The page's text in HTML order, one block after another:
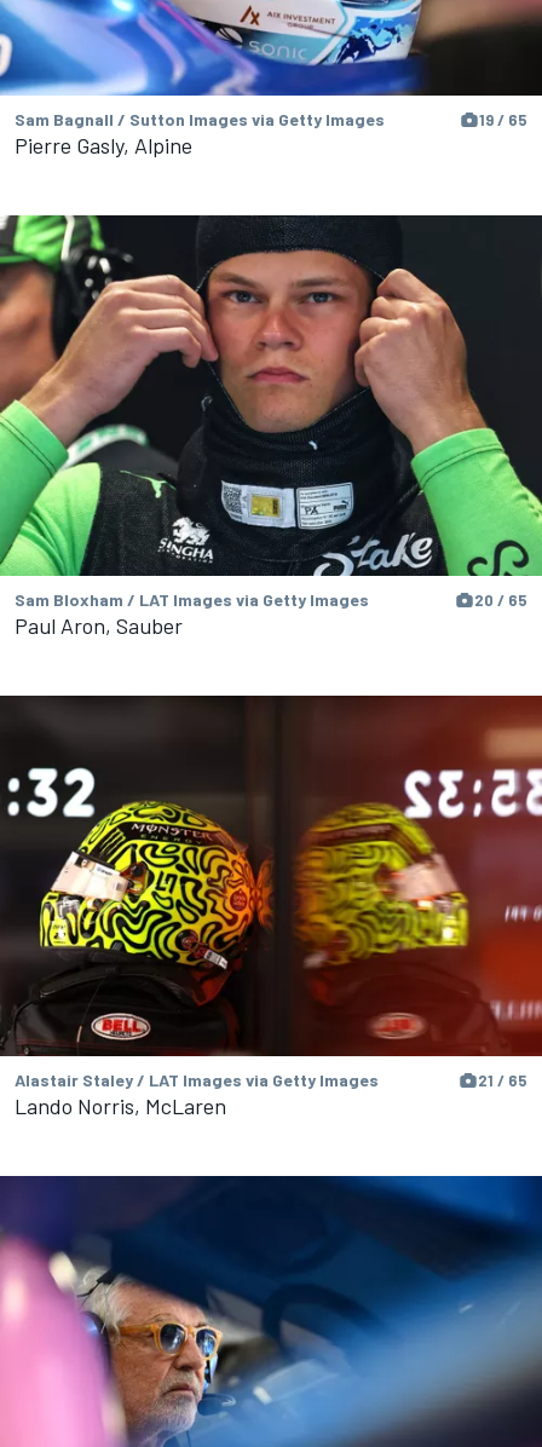
Sam Bagnall / Sutton Images via Getty Images 19 / 65
Pierre Gasly, Alpine
Sam Bloxham / LAT Images via Getty Images 20 / 65
Paul Aron, Sauber
Alastair Staley / LAT Images via Getty Images 21 / 65
Lando Norris, McLaren